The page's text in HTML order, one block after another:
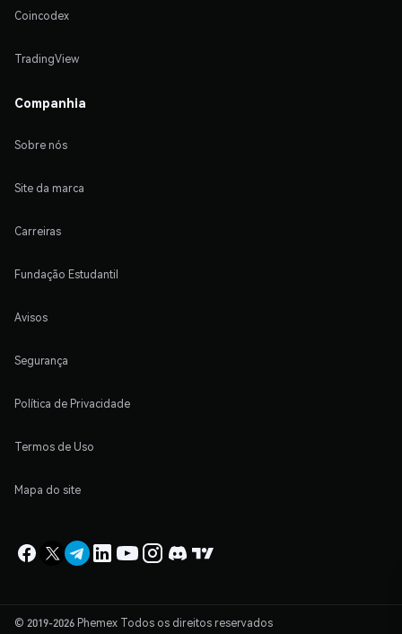
Coincodex
TradingView
Companhia
Sobre nós
Site da marca
Carreiras
Fundação Estudantil
Avisos
Segurança
Política de Privacidade
Termos de Uso
Mapa do site
© 2019-2026 Phemex Todos os direitos reservados